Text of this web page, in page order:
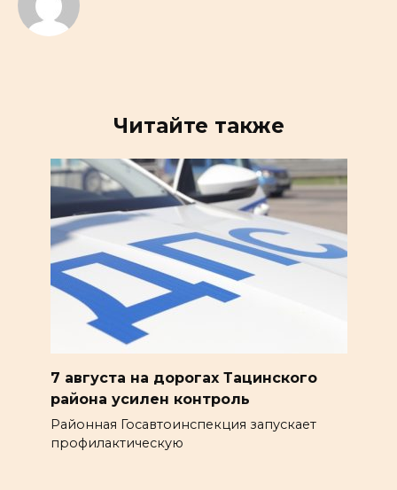
Читайте также
7 августа на дорогах Тацинского
района усилен контроль
Районная Госавтоинспекция запускает
профилактическую